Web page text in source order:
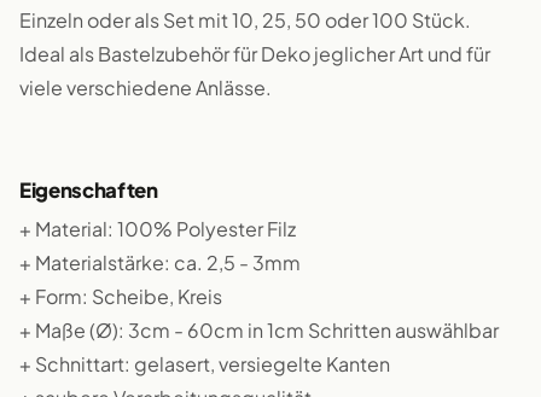
Einzeln oder als Set mit 10, 25, 50 oder 100 Stück.
Ideal als Bastelzubehör für Deko jeglicher Art und für
viele verschiedene Anlässe.
Eigenschaften
+ Material: 100% Polyester Filz
+ Materialstärke: ca. 2,5 - 3mm
+ Form: Scheibe, Kreis
+ Maße (Ø): 3cm - 60cm in 1cm Schritten auswählbar
+ Schnittart: gelasert, versiegelte Kanten